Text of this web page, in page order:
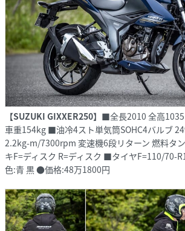
【SUZUKI GIXXER250】 ■全長2010 全高
車重154kg ■油冷4スト単気筒SOHC4バルブ
2.2kg-m/7300rpm 変速機6段リターン 燃料タ
キF=ディスク R=ディスク ■タイヤF=110/70-
色:青 黒 ●価格:48万1800円